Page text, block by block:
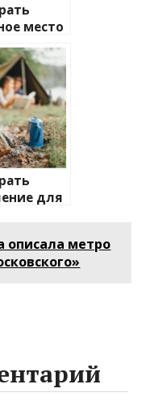
место
для
описала метро